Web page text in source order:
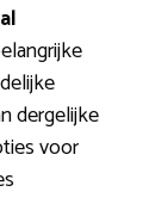
dergelijke
voor